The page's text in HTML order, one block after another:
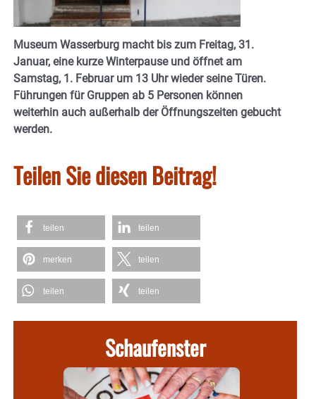
Museum Wasserburg macht bis zum Freitag, 31.
Januar, eine kurze Winterpause und öffnet am
Samstag, 1. Februar um 13 Uhr wieder seine Türen.
Führungen für Gruppen ab 5 Personen können
weiterhin auch außerhalb der Öffnungszeiten gebucht
werden.
Teilen Sie diesen Beitrag!
teilen teilen
merken teilen
teilen teilen
Schaufenster